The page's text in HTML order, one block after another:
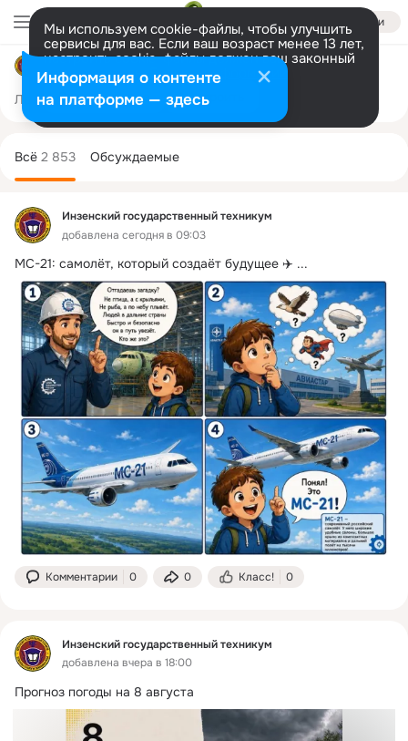
Войти
Мы используем cookie-файлы, чтобы улучшить
сервисы для вас. Если ваш возраст менее 13 лет,
настроить cookie-файлы должен ваш законный
представитель. Больше информации
Разрешить все Настроить
Инзенский государственный техникум
Лента Участники 197 Темы 2.8K
Инзенский государственный техникум
добавлена сегодня в 09:03
МС-21: самолёт, который создаёт будущее ✈️ ...
Комментарии 0 0 Класс! 0
Инзенский государственный техникум
добавлена вчера в 18:00
Прогноз погоды на 8 августа
колонка
Всё 2 853 Обсуждаемые
Информация о контенте
на платформе — здесь